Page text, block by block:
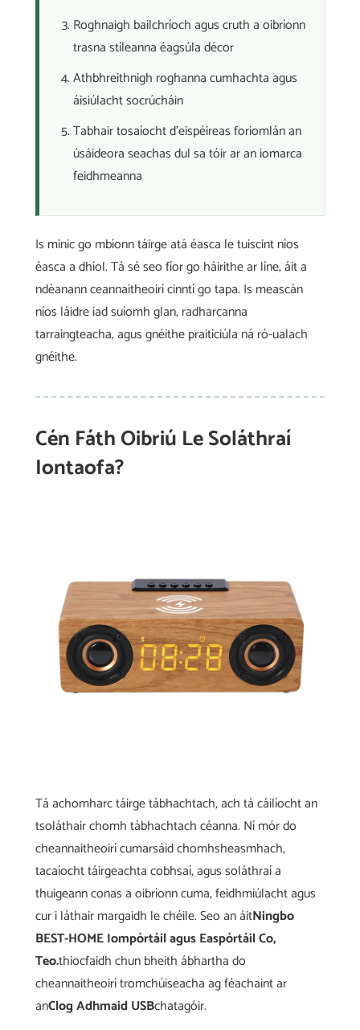
Roghnaigh bailchríoch agus cruth a oibríonn
trasna stíleanna éagsúla décor
Athbhreithnigh roghanna cumhachta agus
áisiúlacht socrúcháin
Tabhair tosaíocht d'eispéireas foriomlán an
úsáideora seachas dul sa tóir ar an iomarca
feidhmeanna
Is minic go mbíonn táirge atá éasca le tuiscint níos
éasca a dhíol. Tá sé seo fíor go háirithe ar líne, áit a
ndéanann ceannaitheoirí cinntí go tapa. Is meascán
níos láidre iad suíomh glan, radharcanna
tarraingteacha, agus gnéithe praiticiúla ná ró-ualach
gnéithe.
Cén Fáth Oibriú Le Soláthraí
Iontaofa?
Tá achomharc táirge tábhachtach, ach tá cáilíocht an
tsoláthair chomh tábhachtach céanna. Ní mór do
cheannaitheoirí cumarsáid chomhsheasmhach,
tacaíocht táirgeachta cobhsaí, agus soláthraí a
thuigeann conas a oibríonn cuma, feidhmiúlacht agus
cur i láthair margaidh le chéile. Seo an áitNingbo
BEST-HOME Iompórtáil agus Easpórtáil Co,
Teo.thiocfaidh chun bheith ábhartha do
cheannaitheoirí tromchúiseacha ag féachaint ar
anClog Adhmaid USBchatagóir.